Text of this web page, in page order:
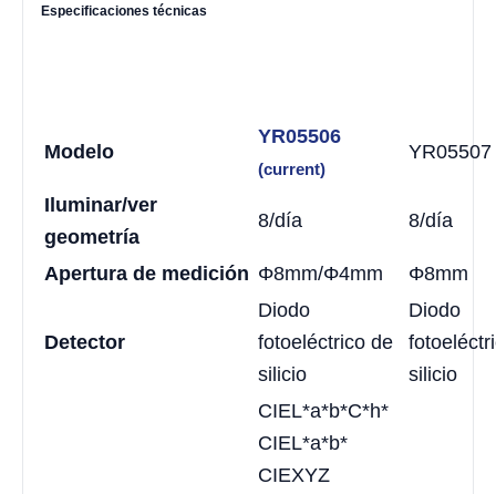
Especificaciones técnicas
Modelo
YR05506
(current)
YR05507
Iluminar/ver
geometría
8/día 8/día
Apertura de medición Φ8mm/Φ4mm Φ8mm
Detector
Diodo
fotoeléctrico de
silicio
Diodo
silicio
CIEL*a*b*C*h*
CIEL*a*b*
CIEXYZ